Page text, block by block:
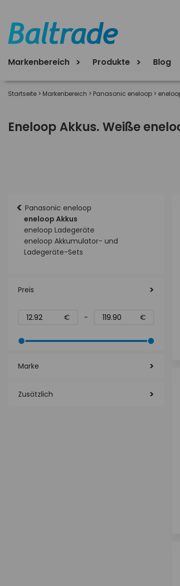
Produkte
Markenbereich Blog
Startseite > Markenbereich > Panasonic eneloop >
Eneloop Akkus. Weiße
< Panasonic eneloop
eneloop Akkus
eneloop Ladegeräte
eneloop Akkumulator- und
Ladegeräte-Sets
Preis
€ - €
Marke
Zusätzlich